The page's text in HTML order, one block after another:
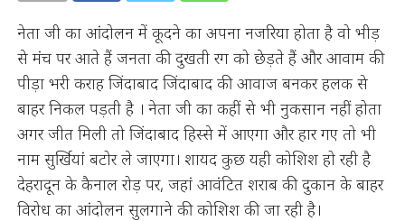
नेता जी का आंदोलन में कूदने का अपना नजरिया होता है वो भीड़
से मंच पर आते हैं जनता की दुखती रग को छेड़ते हैं और आवाम की
पीड़ा भरी कराह जिंदाबाद जिंदाबाद की आवाज बनकर हलक से
बाहर निकल पड़ती है । नेता जी का कहीं से भी नुकसान नहीं होता
अगर जीत मिली तो जिंदाबाद हिस्से में आएगा और हार गए तो भी
नाम सुर्खियां बटोर ले जाएगा। शायद कुछ यही कोशिश हो रही है
देहरादून के कैनाल रोड़ पर, जहां आवंटित शराब की दुकान के बाहर
विरोध का आंदोलन सुलगाने की कोशिश की जा रही है।